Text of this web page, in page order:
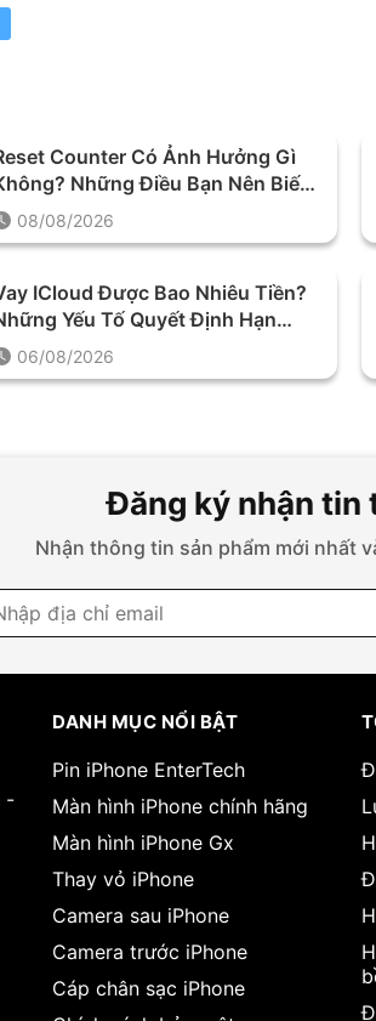
Counter Có Ảnh Hưởng Gì
Những Điều Bạn Nên Biết
Khi Thực Hiện
08/08/2026
ICloud Được Bao Nhiêu Tiền?
Yếu Tố Quyết Định Hạn
Khoản Vay
06/08/2026
Đăng ký nhận tin
Nhận thông tin sản phẩm mới nhất
-
DANH MỤC NỔI BẬT
Pin iPhone EnterTech
Màn hình iPhone chính hãng
Màn hình iPhone Gx
Thay vỏ iPhone
Camera sau iPhone
Camera trước iPhone
Cáp chân sạc iPhone